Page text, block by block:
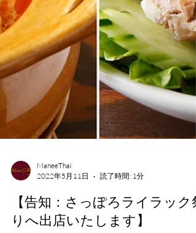
2022年5月11日
読了時間: 1分
【告知：さっぽろライラック祭